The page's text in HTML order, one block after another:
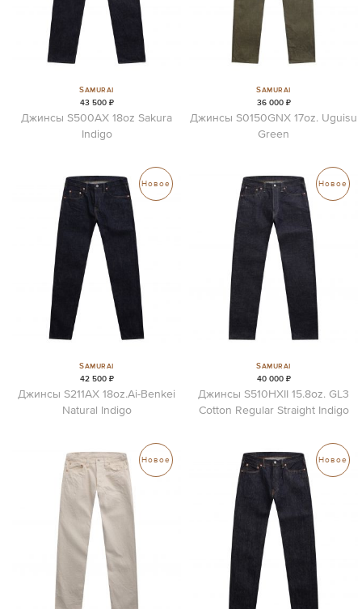
Samurai
43 500 ₽
Джинсы S500AX 18oz Sakura
Indigo
Samurai
36 000 ₽
Джинсы S0150GNX 17oz. Uguisu
Green
Новое
Samurai
42 500 ₽
Джинсы S211AX 18oz.Ai-Benkei
Natural Indigo
Новое
Samurai
40 000 ₽
Джинсы S510HXII 15.8oz. GL3
Cotton Regular Straight Indigo
Новое Новое